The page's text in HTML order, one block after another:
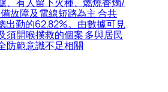
故障及電線短路為主 合共
出勤的62.82%。由數據可見
須開喉撲救的個案 多與居民
防範意識不足相關